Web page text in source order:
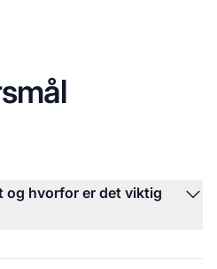
og hvorfor er det viktig